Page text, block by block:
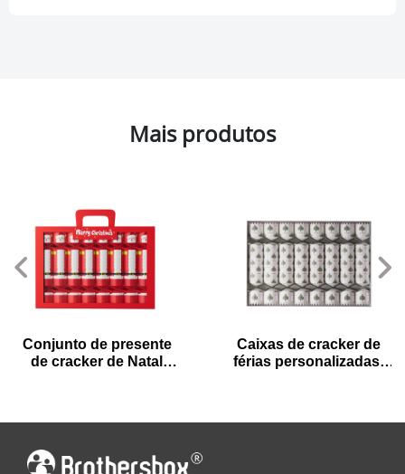
Mais produtos
Conjunto de presente
de cracker de Natal
Caixas de cracker de
férias personalizadas-